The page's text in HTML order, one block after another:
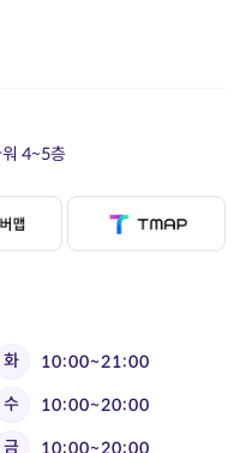
화
10:00~21:00
수
10:00~20:00
금 10:00~20:00
4~5층